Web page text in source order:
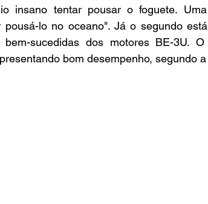
insano tentar pousar o foguete.
pousá-lo no oceano". Já o segundo
sucedidas dos motores BE-3U.
bom desempenho, segundo